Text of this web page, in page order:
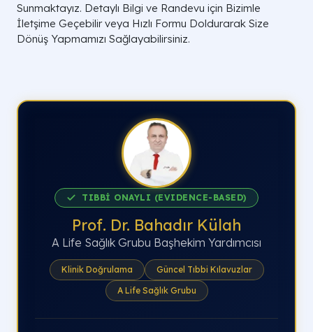
Sunmaktayız. Detaylı Bilgi ve Randevu için Bizimle
İletşime Geçebilir veya Hızlı Formu Doldurarak Size
Dönüş Yapmamızı Sağlayabilirsiniz.
TIBBİ ONAYLI (EVIDENCE-BASED)
Prof. Dr. Bahadır Külah
A Life Sağlık Grubu Başhekim Yardımcısı
Klinik Doğrulama
Güncel Tıbbi Kılavuzlar
A Life Sağlık Grubu